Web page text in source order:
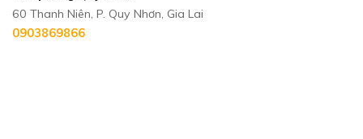
60 Thanh Niên, P. Quy Nhơn, Gia Lai
0903869866